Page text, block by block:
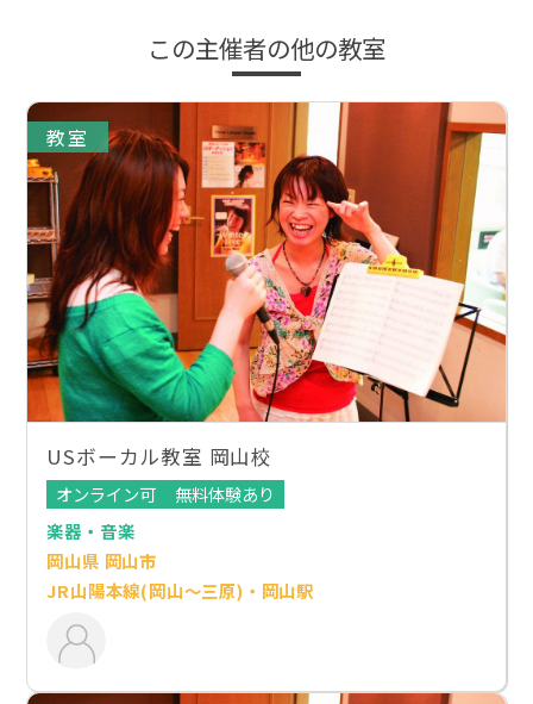
この主催者の他の教室
教室
USボーカル教室 岡山校
オンライン可
無料体験あり
楽器・音楽
岡山県 岡山市
JR山陽本線(岡山～三原)・岡山駅